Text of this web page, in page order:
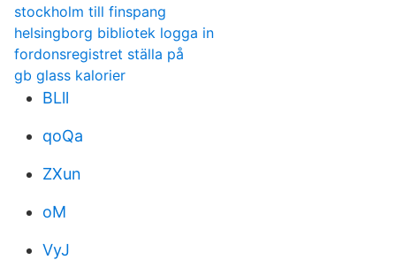
stockholm till finspang
helsingborg bibliotek logga in
fordonsregistret ställa på
gb glass kalorier
BLll
qoQa
ZXun
oM
VyJ